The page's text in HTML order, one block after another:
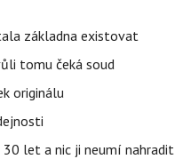
základna existovat
tomu čeká soud
originálu
let a nic ji neumí nahradit